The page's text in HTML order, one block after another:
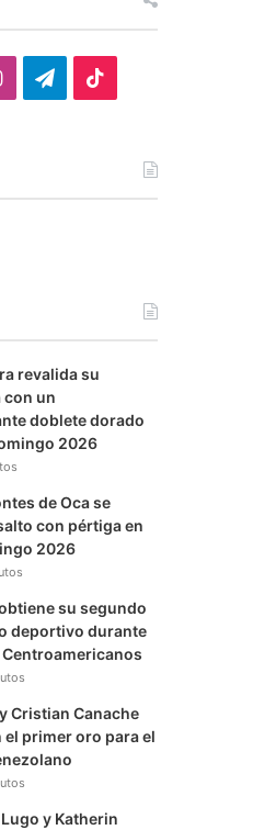
I
r
a
m
T
a
m
revalida su
con un
doblete dorado
2026
de Oca se
con pértiga en
2026
su segundo
deportivo durante
Cristian Canache
primer oro para el
y Katherin